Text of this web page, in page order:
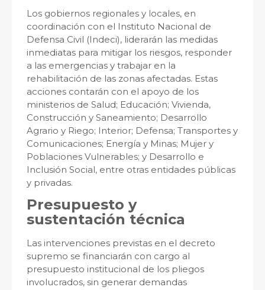
Los gobiernos regionales y locales, en
coordinación con el Instituto Nacional de
Defensa Civil (Indeci), liderarán las medidas
inmediatas para mitigar los riesgos, responder
a las emergencias y trabajar en la
rehabilitación de las zonas afectadas. Estas
acciones contarán con el apoyo de los
ministerios de Salud; Educación; Vivienda,
Construcción y Saneamiento; Desarrollo
Agrario y Riego; Interior; Defensa; Transportes y
Comunicaciones; Energía y Minas; Mujer y
Poblaciones Vulnerables; y Desarrollo e
Inclusión Social, entre otras entidades públicas
y privadas.
Presupuesto y
sustentación técnica
Las intervenciones previstas en el decreto
supremo se financiarán con cargo al
presupuesto institucional de los pliegos
involucrados, sin generar demandas